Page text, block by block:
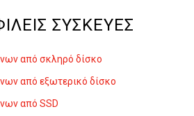
ΣΥΣΚΕΥΈΣ
από σκληρό δίσκο
από εξωτερικό δίσκο
από SSD